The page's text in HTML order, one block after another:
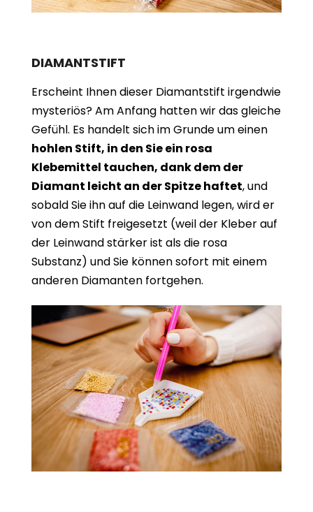
DIAMANTSTIFT
Erscheint Ihnen dieser Diamantstift irgendwie
mysteriös? Am Anfang hatten wir das gleiche
Gefühl. Es handelt sich im Grunde um einen
hohlen Stift, in den Sie ein rosa
Klebemittel tauchen, dank dem der
Diamant leicht an der Spitze haftet, und
sobald Sie ihn auf die Leinwand legen, wird er
von dem Stift freigesetzt (weil der Kleber auf
der Leinwand stärker ist als die rosa
Substanz) und Sie können sofort mit einem
anderen Diamanten fortgehen.